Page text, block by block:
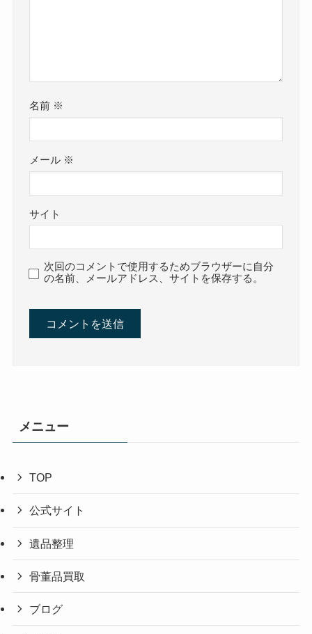
名前 ※
メール ※
サイト
次回のコメントで使用するためブラウザーに自分
の名前、メールアドレス、サイトを保存する。
メニュー
TOP
公式サイト
遺品整理
骨董品買取
ブログ